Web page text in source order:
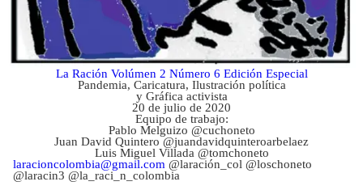
La Ración Volúmen 2 Número 6 Edición Especial
Pandemia, Caricatura, Ilustración política
y Gráfica activista
20 de julio de 2020
Equipo de trabajo:
Pablo Melguizo @cuchoneto
Juan David Quintero @juandavidquinteroarbelaez
Luis Miguel Villada @tomchoneto
laracioncolombia@gmail.com @laración_col @loschoneto
@laracin3 @la_raci_n_colombia